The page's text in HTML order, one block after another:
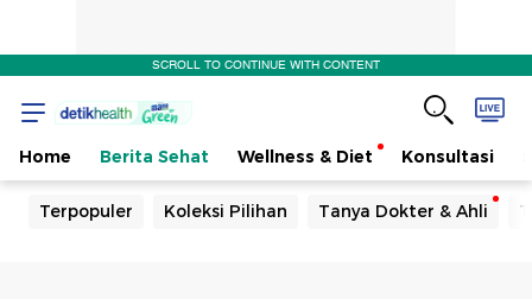
SCROLL TO CONTINUE WITH CONTENT
Home Berita Sehat Wellness & Diet Konsultasi
Terpopuler Koleksi Pilihan Tanya Dokter & Ahli